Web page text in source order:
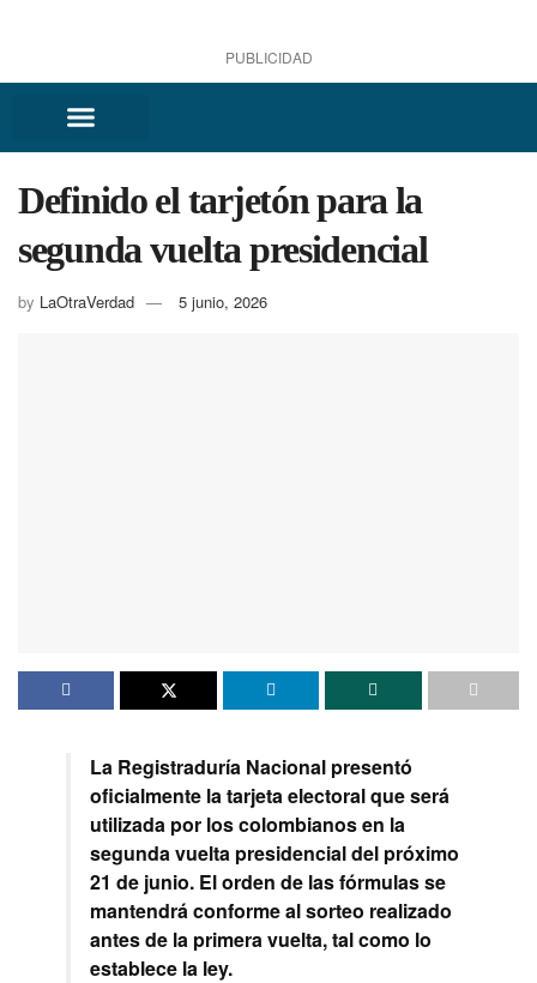
PUBLICIDAD
Definido el tarjetón para la
segunda vuelta presidencial
by LaOtraVerdad 5 junio, 2026
La Registraduría Nacional presentó
oficialmente la tarjeta electoral que será
utilizada por los colombianos en la
segunda vuelta presidencial del próximo
21 de junio. El orden de las fórmulas se
mantendrá conforme al sorteo realizado
antes de la primera vuelta, tal como lo
establece la ley.